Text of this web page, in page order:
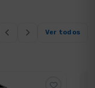
Ver todos